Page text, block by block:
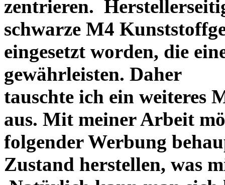
zentrieren.
schwarze M4
eingesetzt worden, die
gewährleisten. Daher
tauschte ich ein weiteres
aus. Mit meiner Arbeit
folgender Werbung
Zustand herstellen, was